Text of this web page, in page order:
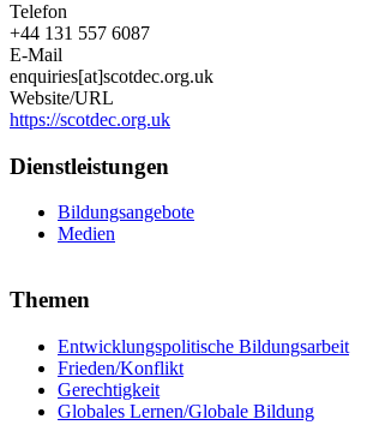
Telefon
+44 131 557 6087
E-Mail
enquiries[at]scotdec.org.uk
Website/URL
https://scotdec.org.uk
Dienstleistungen
Bildungsangebote
Medien
Themen
Entwicklungspolitische Bildungsarbeit
Frieden/Konflikt
Gerechtigkeit
Globales Lernen/Globale Bildung